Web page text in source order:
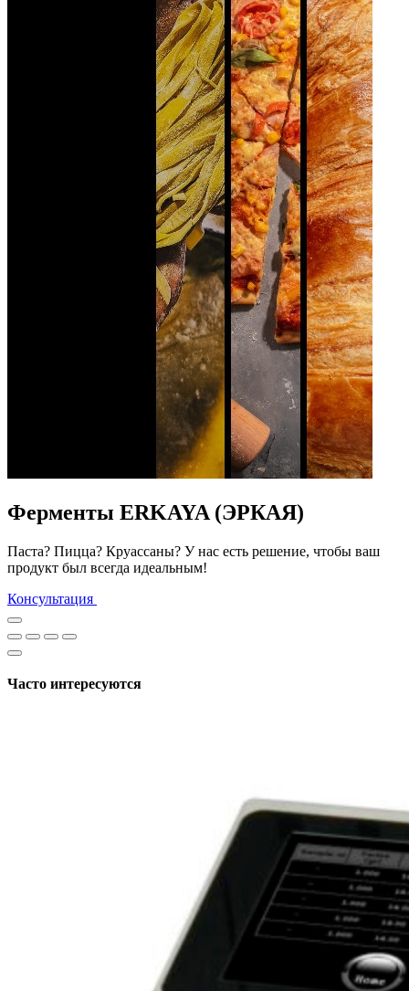
Ферменты ERKAYA (ЭРКАЯ)
Паста? Пицца? Круассаны? У нас есть решение, чтобы ваш
продукт был всегда идеальным!
Консультация
Часто интересуются